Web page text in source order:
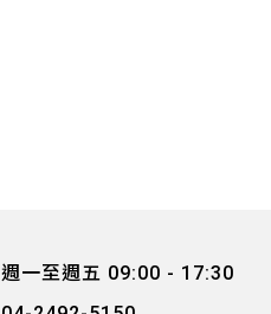
週一至週五 09:00 - 17:30